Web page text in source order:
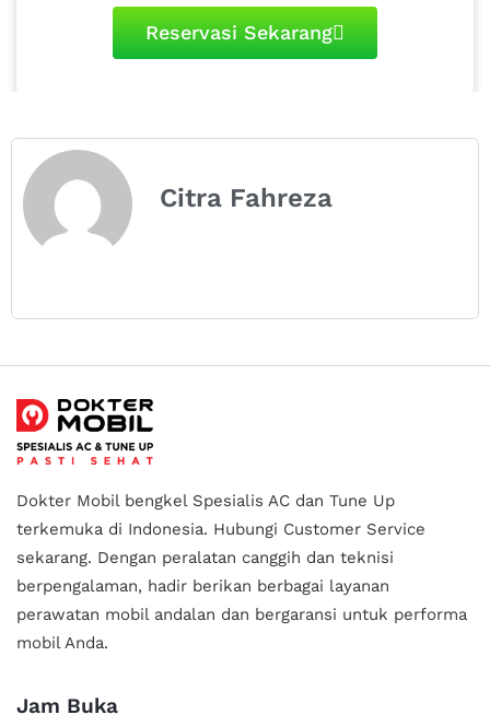
Reservasi Sekarang
Citra Fahreza
Dokter Mobil bengkel Spesialis AC dan Tune Up
terkemuka di Indonesia. Hubungi Customer Service
sekarang. Dengan peralatan canggih dan teknisi
berpengalaman, hadir berikan berbagai layanan
perawatan mobil andalan dan bergaransi untuk performa
mobil Anda.
Jam Buka